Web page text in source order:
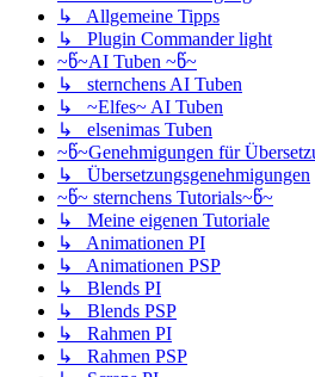
↳ Allgemeine Tipps
↳ Plugin Commander light
~წ~AI Tuben ~წ~
↳ sternchens AI Tuben
↳ ~Elfes~ AI Tuben
↳ elsenimas Tuben
~წ~Genehmigungen für
↳ Übersetzungsgenehmigungen
~წ~ sternchens Tutorials~წ~
↳ Meine eigenen Tutoriale
↳ Animationen PI
↳ Animationen PSP
↳ Blends PI
↳ Blends PSP
↳ Rahmen PI
↳ Rahmen PSP